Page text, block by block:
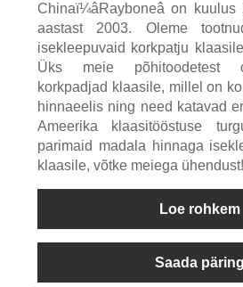
Chinaï¼âRayboneâ on kuulus
aastast 2003. Oleme
isekleepuvaid korkpatju
Üks meie põhitoodetest
korkpadjad klaasile, millel on
hinnaeelis ning need katavad
Ameerika klaasitööstuse
parimaid madala hinnaga
klaasile, võtke meiega ühendust!
Loe rohkem
Saada päring